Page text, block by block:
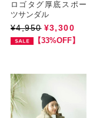
ロゴタグ厚底スポー
ツサンダル
¥4,950 ¥3,300
【33%OFF】